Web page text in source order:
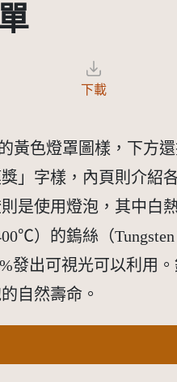
下載
黃色燈罩圖樣，下方
」字樣，內頁則介紹
是使用燈泡，其中白
）的鎢絲（
發出可視光可以利用
自然壽命。